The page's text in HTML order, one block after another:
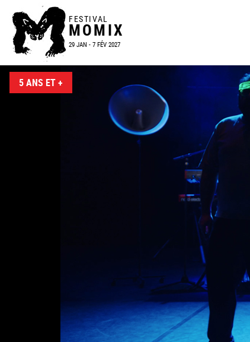
FESTIVAL
MOMIX
29 JAN - 7 FÉV 2027
5 ANS ET +